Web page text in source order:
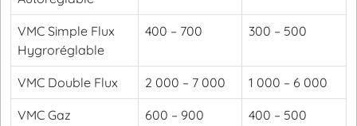
VMC Simple Flux
Hygroréglable
400 – 700 300 – 500
VMC Double Flux 2 000 – 7 000 1 000 – 6 000
VMC Gaz 600 – 900 400 – 500